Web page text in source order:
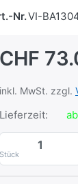
Nr.VI-
CHF
inkl. MwSt. zzgl.
Lieferzeit:
Stück